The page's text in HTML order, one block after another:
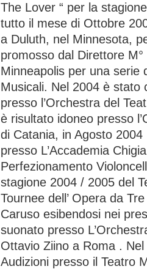
The Lover “ per la
tutto il mese di Ottobre
a Duluth, nel Minnesota,
promosso dal Direttore
Minneapolis per una serie
Musicali. Nel 2004 è stato
presso l’Orchestra del
è risultato idoneo presso
di Catania, in Agosto
presso L’Accademia
Perfezionamento
stagione 2004 / 2005 del
Tournee dell’ Opera da
Caruso esibendosi nei
suonato presso
Ottavio Ziino a Roma .
Audizioni presso il Teatro